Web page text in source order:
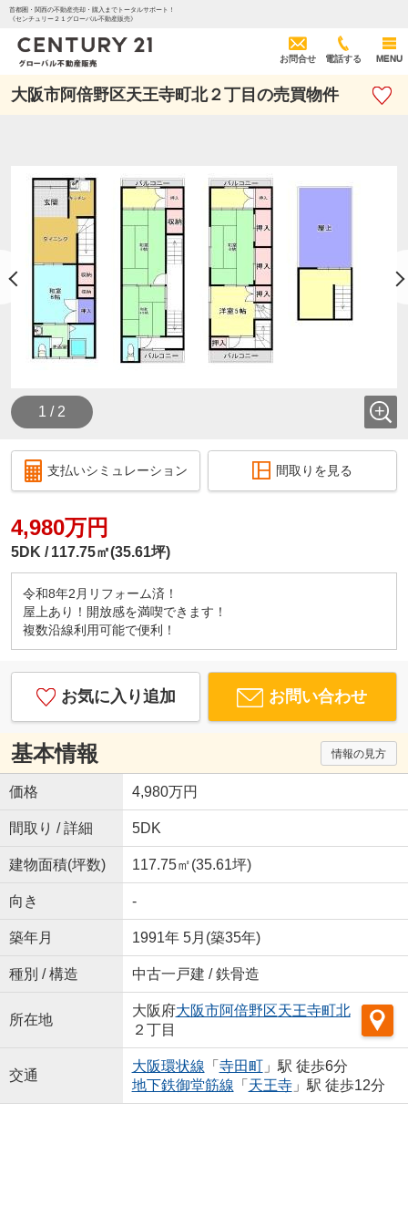
首都圏・関西の不動産売却・購入までトータルサポート！
《センチュリー２１グローバル不動産販売》
お問合せ 電話する MENU
大阪市阿倍野区天王寺町北２丁目の売買物件
1 / 2
支払いシミュレーション 間取りを見る
4,980万円
5DK 117.75㎡(35.61坪)
令和8年2月リフォーム済！
屋上あり！開放感を満喫できます！
複数沿線利用可能で便利！
お気に入り追加 お問い合わせ
基本情報 情報の見方
価格 4,980万円
間取り / 詳細 5DK
建物面積(坪数) 117.75㎡(35.61坪)
向き -
築年月 1991年 5月(築35年)
種別 / 構造 中古一戸建 / 鉄骨造
所在地
大阪府大阪市阿倍野区天王寺町北
２丁目
交通
大阪環状線 「 寺田町
」駅 徒歩6分
地下鉄御堂筋線 「 天王寺」駅 徒歩12分